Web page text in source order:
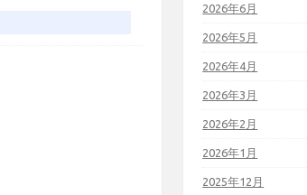
2026年6月
2026年5月
2026年4月
2026年3月
2026年2月
2026年1月
2025年12月